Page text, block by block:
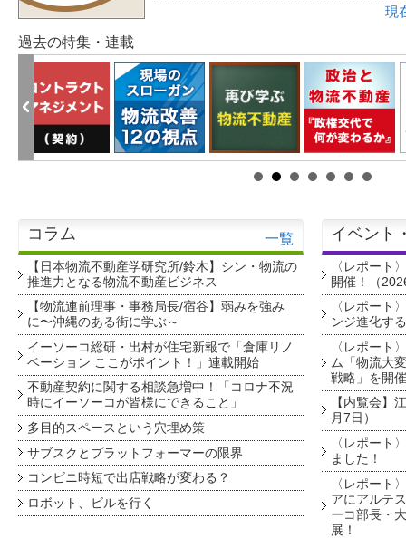
現
過去の特集・連載
コラム 一覧
【日本物流不動産学研究所/鈴木】シン・物流の
推進力となる物流不動産ビジネス
【物流連前理事・事務局長/宿谷】弱みを強み
に〜沖縄のある街に学ぶ～
イーソーコ総研・出村が住宅新報で「倉庫リノ
ベーション ここがポイント！」連載開始
不動産契約に関する相談急増中！「コロナ不況
時にイーソーコが皆様にできること」
多目的スペースという穴埋め策
サブスクとプラットフォーマーの限界
コンビニ時短で出店戦略が変わる？
ロボット、ビルを行く
イベント
〈レポート
開催！（
〈レポート
ンジ進化す
〈レポート
ム「物流大
戦略」を開
【内覧会】
月7日）
〈レポート
ました！
〈レポート
アにアルテ
ーコ部長・
展！